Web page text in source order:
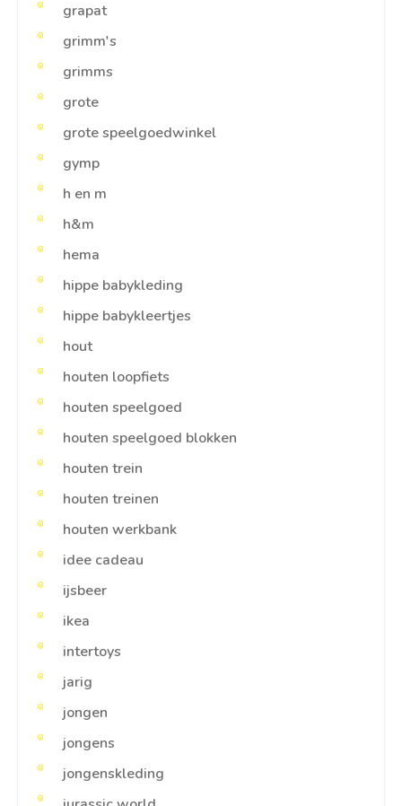
grapat
grimm's
grimms
grote
grote speelgoedwinkel
gymp
h en m
h&m
hema
hippe babykleding
hippe babykleertjes
hout
houten loopfiets
houten speelgoed
houten speelgoed blokken
houten trein
houten treinen
houten werkbank
idee cadeau
ijsbeer
ikea
intertoys
jarig
jongen
jongens
jongenskleding